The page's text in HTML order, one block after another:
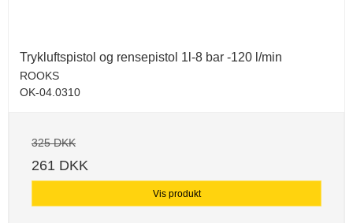
Trykluftspistol og rensepistol 1l-8 bar -120 l/min
ROOKS
OK-04.0310
325 DKK
261 DKK
Vis produkt